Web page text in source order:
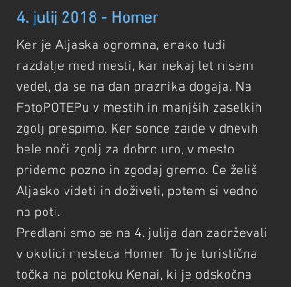
4. julij 2018 - Homer
Ker je Aljaska ogromna, enako tudi
razdalje med mesti, kar nekaj let nisem
vedel, da se na dan praznika dogaja. Na
FotoPOTEPu v mestih in manjših zaselkih
zgolj prespimo. Ker sonce zaide v dnevih
bele noči zgolj za dobro uro, v mesto
pridemo pozno in zgodaj gremo. Če želiš
Aljasko videti in doživeti, potem si vedno
na poti.
Predlani smo se na 4. julija dan zadrževali
v okolici mesteca Homer. To je turistična
točka na polotoku Kenai, ki je odskočna